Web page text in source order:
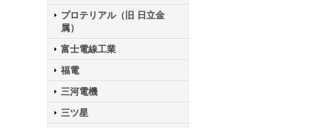
プロテリアル（旧 日立金
属）
富士電線工業
福電
三河電機
三ツ星